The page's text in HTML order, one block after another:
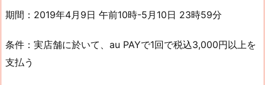
期間：2019年4月9日 午前10時-5月10日 23時59分
条件：実店舗に於いて、au PAYで1回で税込3,000円以上を
支払う